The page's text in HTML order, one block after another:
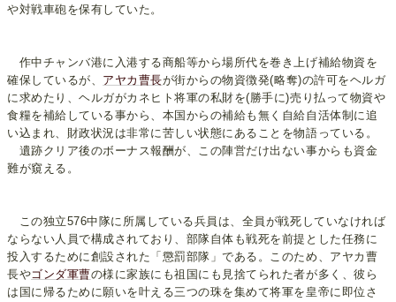
や対戦車砲を保有していた。
作中チャンバ港に入港する商船等から場所代を巻き上げ補給物資を
確保しているが、 アヤカ曹長が街からの物資徴発(略奪)の許可をヘルガ
に求めたり、ヘルガがカネヒト将軍の私財を(勝手に)売り払って物資や
食糧を補給している事から、本国からの補給も無く自給自活体制に追
い込まれ、財政状況は非常に苦しい状態にあることを物語っている。
遺跡クリア後のボーナス報酬が、この陣営だけ出ない事からも資金
難が窺える。
この独立576中隊に所属している兵員は、全員が戦死していなければ
ならない人員で構成されており、部隊自体も戦死を前提とした任務に
投入するために創設された「懲罰部隊」である。このため、アヤカ曹
長やゴンダ軍曹の様に家族にも祖国にも見捨てられた者が多く、彼ら
は国に帰るために願いを叶える三つの珠を集めて将軍を皇帝に即位さ